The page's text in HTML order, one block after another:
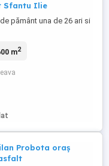
Sfantu Ilie
pământ una de 26 ari si
m2
Probota oraș